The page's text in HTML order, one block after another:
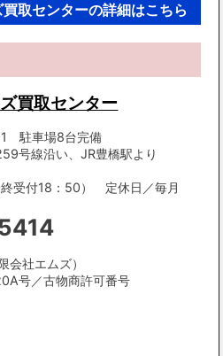
取センターの詳細はこちら
買取センター
1 駐車場8台完備
号線沿い、JR豊橋駅より
受付18：50） 定休日／毎月
会社エムズ）
号／古物商許可番号